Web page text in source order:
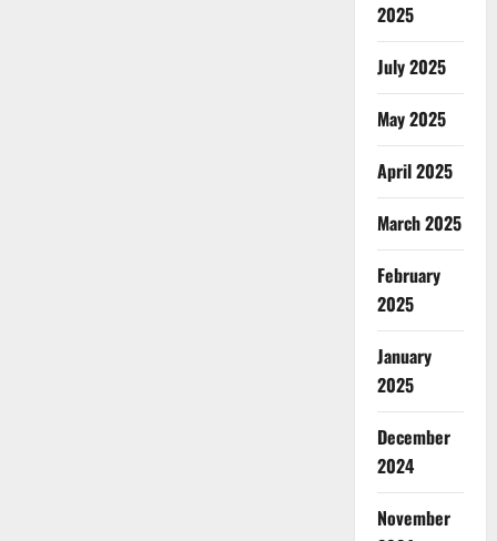
2025
July 2025
May 2025
April 2025
March 2025
February
2025
January
2025
December
2024
November